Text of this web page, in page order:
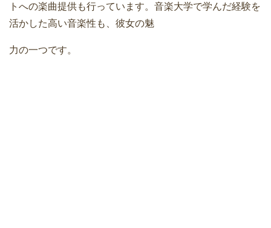
トへの楽曲提供も行っています。音楽大学で学んだ経験を
活かした高い音楽性も、彼女の魅
力の一つです。